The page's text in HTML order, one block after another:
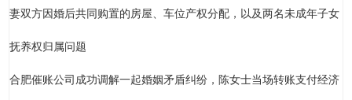
妻双方因婚后共同购置的房屋、车位产权分配，以及两名未成年子女
抚养权归属问题
合肥催账公司成功调解一起婚姻矛盾纠纷，陈女士当场转账支付经济